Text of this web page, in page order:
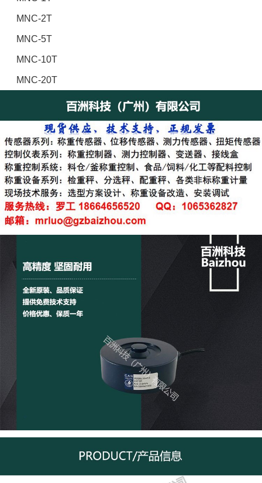
MNC-2T
MNC-5T
MNC-10T
MNC-20T